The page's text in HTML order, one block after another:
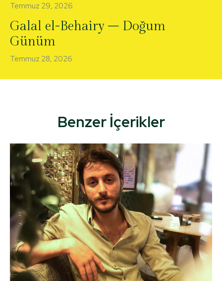
Temmuz 29, 2026
Galal el-Behairy – Doğum
Günüm
Temmuz 28, 2026
Benzer İçerikler